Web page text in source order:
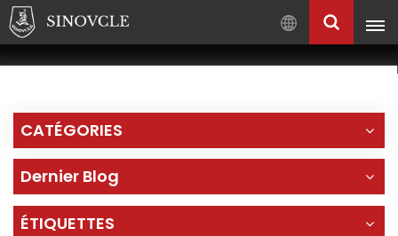
Français
English
Français
Pусский العربية
中
文
CATÉGORIES
Dernier Blog
ÉTIQUETTES